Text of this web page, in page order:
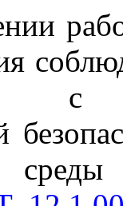
с